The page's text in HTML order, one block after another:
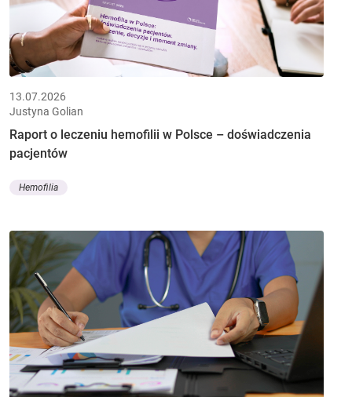
13.07.2026
Justyna Golian
Raport o leczeniu hemofilii w Polsce – doświadczenia
pacjentów
Hemofilia